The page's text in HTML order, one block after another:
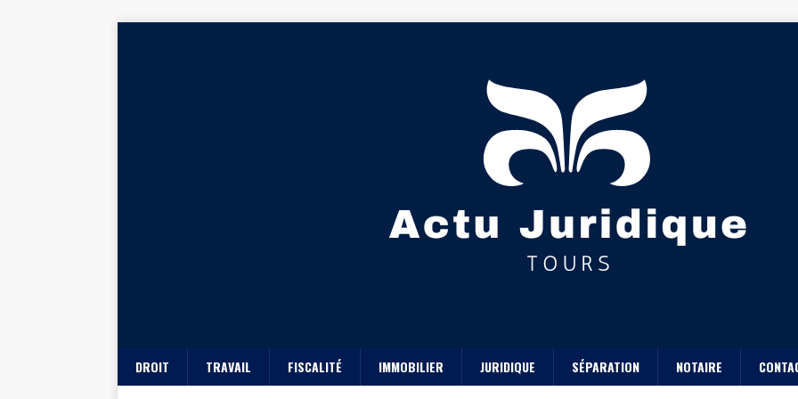
DROIT TRAVAIL FISCALITÉ IMMOBILIER JURIDIQUE SÉPARATION NOTAIRE